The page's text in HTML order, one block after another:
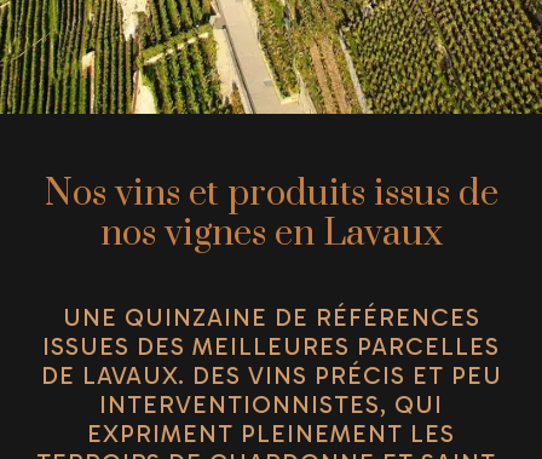
Nos vins et produits issus de
nos vignes en Lavaux
UNE QUINZAINE DE RÉFÉRENCES
ISSUES DES MEILLEURES PARCELLES
DE LAVAUX. DES VINS PRÉCIS ET PEU
INTERVENTIONNISTES, QUI
EXPRIMENT PLEINEMENT LES